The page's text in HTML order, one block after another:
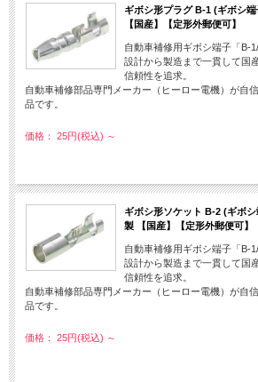
ギボシ形プラグ B-1 (ギボシ
【国産】【定形外郵便可】
自動車補修用ギボシ端子「B-
設計から製造まで一貫して国
信頼性を追求。
自動車補修部品専門メーカー（ヒーロー電機）が自
品です。
価格： 25円(税込) ～
ギボシ形ソケット B-2 (ギボ
製 【国産】【定形外郵便可】
自動車補修用ギボシ端子「B-
設計から製造まで一貫して国
信頼性を追求。
自動車補修部品専門メーカー（ヒーロー電機）が自
品です。
価格： 25円(税込) ～